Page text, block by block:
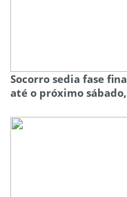
Socorro sedia fase
até o próximo